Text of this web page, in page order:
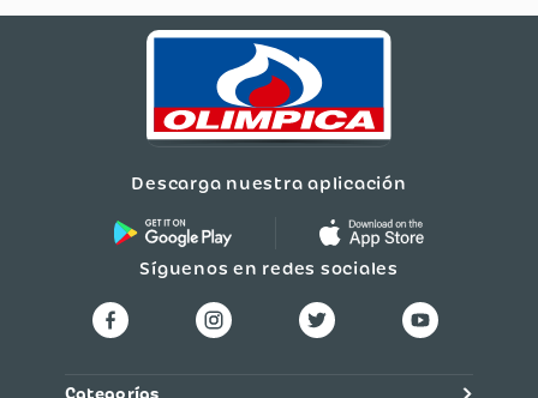
Descarga nuestra aplicación
Síguenos en redes sociales
Categorías